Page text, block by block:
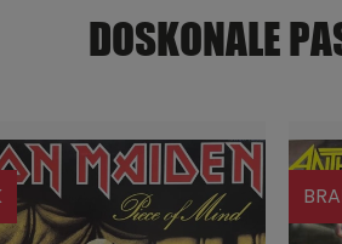
DOSKONALE